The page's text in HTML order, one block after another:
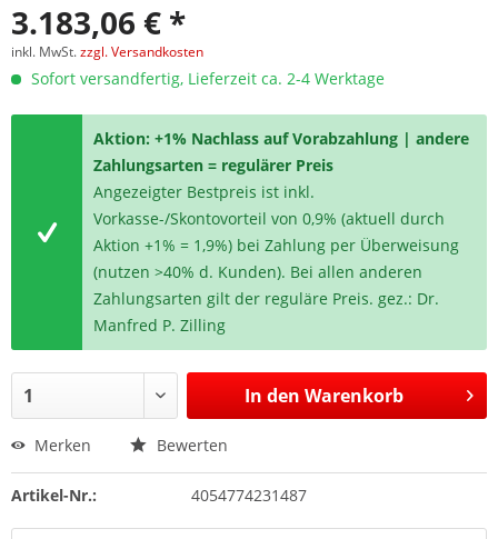
3.183,06 € *
inkl. MwSt.zzgl. Versandkosten
Sofort versandfertig, Lieferzeit ca. 2-4 Werktage
Aktion: +1% Nachlass auf Vorabzahlung | andere
Zahlungsarten = regulärer Preis
Angezeigter Bestpreis ist inkl.
Vorkasse-/Skontovorteil von 0,9% (aktuell durch
Aktion +1% = 1,9%) bei Zahlung per Überweisung
(nutzen >40% d. Kunden). Bei allen anderen
Zahlungsarten gilt der reguläre Preis. gez.: Dr.
Manfred P. Zilling
In den Warenkorb
Merken Bewerten
Artikel-Nr.: 4054774231487